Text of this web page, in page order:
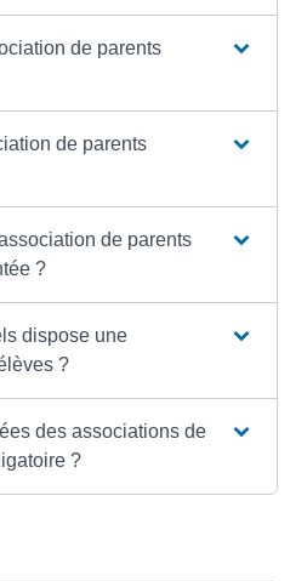
de parents
de parents
de parents
?
dispose une
?
des associations de
?